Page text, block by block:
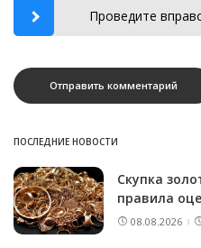
Проведите
ПОСЛЕДНИЕ НОВОСТИ
Скупка
правила
08.08.2026